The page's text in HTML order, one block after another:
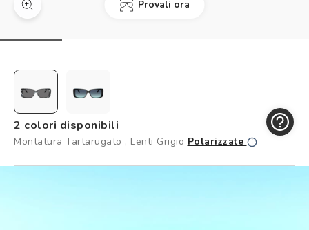
Prenota un test della vista gratuito
Controllo visivo
Carta fedeltà
Provali ora
2 colori disponibili
Montatura Tartarugato , Lenti Grigio Polarizzate